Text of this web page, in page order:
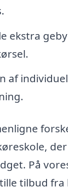
ekstra
af
På
tilbud fra